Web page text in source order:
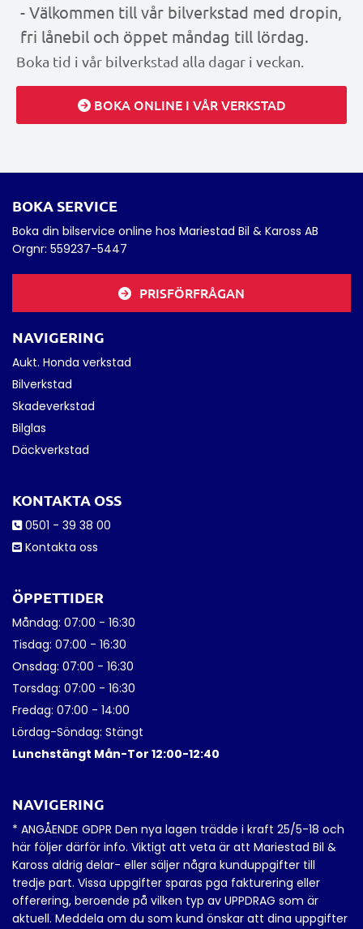
- Välkommen till vår bilverkstad med dropin,
fri lånebil och öppet måndag till lördag.
Boka tid i vår bilverkstad alla dagar i veckan.
BOKA ONLINE I VÅR VERKSTAD
BOKA SERVICE
Boka din bilservice online hos Mariestad Bil & Kaross AB
Orgnr: 559237-5447
PRISFÖRFRÅGAN
NAVIGERING
Aukt. Honda verkstad
Bilverkstad
Skadeverkstad
Bilglas
Däckverkstad
KONTAKTA OSS
 0501 - 39 38 00
 Kontakta oss
ÖPPETTIDER
Måndag: 07:00 - 16:30
Tisdag: 07:00 - 16:30
Onsdag: 07:00 - 16:30
Torsdag: 07:00 - 16:30
Fredag: 07:00 - 14:00
Lördag-Söndag: Stängt
Lunchstängt Mån-Tor 12:00-12:40
NAVIGERING
* ANGÅENDE GDPR Den nya lagen trädde i kraft 25/5-18 och
här följer därför info. Viktigt att veta är att Mariestad Bil &
Kaross aldrig delar- eller säljer några kunduppgifter till
tredje part. Vissa uppgifter sparas pga fakturering eller
offerering, beroende på vilken typ av UPPDRAG som är
aktuell. Meddela om du som kund önskar att dina uppgifter